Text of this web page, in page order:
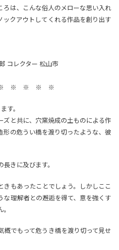
は、こんな俗人のメローな思い入れ
ックアウトしてくれる作品を創り出す
ー 松山市
※ ※ ※ ※
す。
共に、穴窯焼成の土ものによる作
形の危うい橋を渡り切ったような、彼
きに及びます。
きもあったことでしょう。しかしここ
な理解者との邂逅を得て、意を強くす
概でもって危うき橋を渡り切って見せ